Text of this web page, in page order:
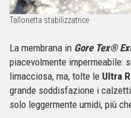
Tallonetta stabilizzatrice
La membrana in Gore Tex®
piacevolmente impermeabile:
limacciosa, ma, tolte le Ultra
grande soddisfazione i
solo leggermente umidi, più